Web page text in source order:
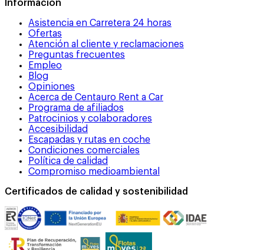
Información
Asistencia en Carretera 24 horas
Ofertas
Atención al cliente y reclamaciones
Preguntas frecuentes
Empleo
Blog
Opiniones
Acerca de Centauro Rent a Car
Programa de afiliados
Patrocinios y colaboradores
Accesibilidad
Escapadas y rutas en coche
Condiciones comerciales
Política de calidad
Compromiso medioambiental
Certificados de calidad y sostenibilidad